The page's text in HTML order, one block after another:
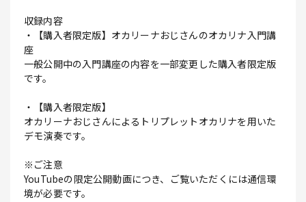
収録内容
・【購入者限定版】オカリーナおじさんのオカリナ入門講
座
一般公開中の入門講座の内容を一部変更した購入者限定版
です。
・【購入者限定版】
オカリーナおじさんによるトリプレットオカリナを用いた
デモ演奏です。
※ご注意
YouTubeの限定公開動画につき、ご覧いただくには通信環
境が必要です。